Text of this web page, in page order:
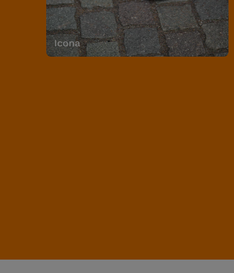
Icona